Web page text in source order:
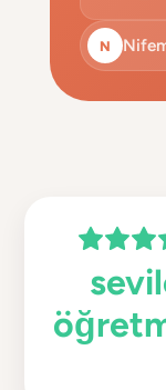
N